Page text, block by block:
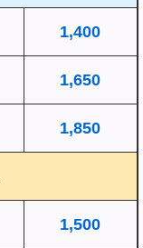
1,400
1,650
1,850
1,500